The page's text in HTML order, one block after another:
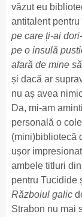
văzut eu
antitalent
pe care ți-ai
pe o insulă
afară de mine
și dacă ar
nu aș avea
Da, mi-am
personală o
(mini)bibliotecă
ușor
ambele titluri
pentru Tucidide
Războiul galic
Strabon nu mai